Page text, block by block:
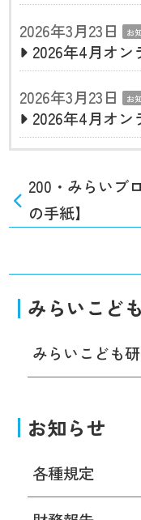
2026年3月23日
お
2026年4月オ
2026年3月23日
お
2026年4月オ
200・みらいブ
の手紙】
みらいこど
みらいこども
お知らせ
各種規定